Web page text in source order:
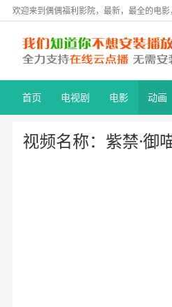
欢迎来到偶偶福利影院，最新，最全的电
首页 电视剧 电影 动画
视频名称：紫禁·御